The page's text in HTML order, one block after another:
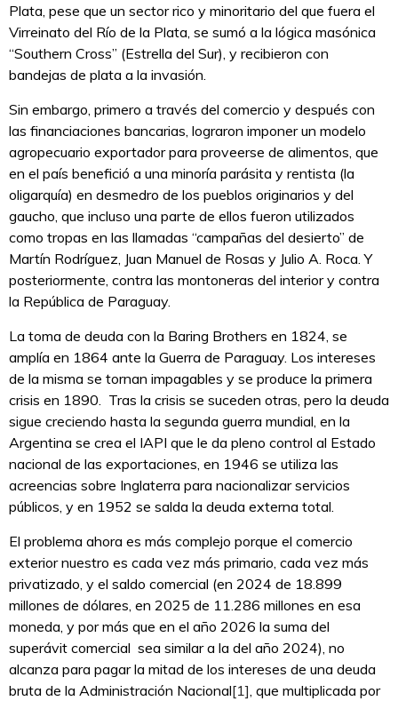
Plata, pese que un sector rico y minoritario del que fuera el
Virreinato del Río de la Plata, se sumó a la lógica masónica
“Southern Cross” (Estrella del Sur), y recibieron con
bandejas de plata a la invasión.
Sin embargo, primero a través del comercio y después con
las financiaciones bancarias, lograron imponer un modelo
agropecuario exportador para proveerse de alimentos, que
en el país benefició a una minoría parásita y rentista (la
oligarquía) en desmedro de los pueblos originarios y del
gaucho, que incluso una parte de ellos fueron utilizados
como tropas en las llamadas “campañas del desierto” de
Martín Rodríguez, Juan Manuel de Rosas y Julio A. Roca. Y
posteriormente, contra las montoneras del interior y contra
la República de Paraguay.
La toma de deuda con la Baring Brothers en 1824, se
amplía en 1864 ante la Guerra de Paraguay. Los intereses
de la misma se tornan impagables y se produce la primera
crisis en 1890. Tras la crisis se suceden otras, pero la deuda
sigue creciendo hasta la segunda guerra mundial, en la
Argentina se crea el IAPI que le da pleno control al Estado
nacional de las exportaciones, en 1946 se utiliza las
acreencias sobre Inglaterra para nacionalizar servicios
públicos, y en 1952 se salda la deuda externa total.
El problema ahora es más complejo porque el comercio
exterior nuestro es cada vez más primario, cada vez más
privatizado, y el saldo comercial (en 2024 de 18.899
millones de dólares, en 2025 de 11.286 millones en esa
moneda, y por más que en el año 2026 la suma del
superávit comercial sea similar a la del año 2024), no
alcanza para pagar la mitad de los intereses de una deuda
bruta de la Administración Nacional[1], que multiplicada por